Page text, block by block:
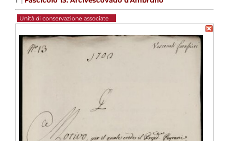
Unità di conservazione associate